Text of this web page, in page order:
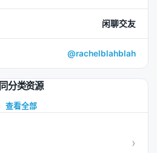
闲聊交友
@rachelblahblah
同分类资源
查看全部
›